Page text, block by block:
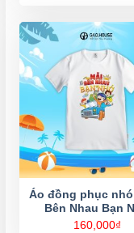
Áo đồng phục
Bên Nhau Bạn
160,000₫